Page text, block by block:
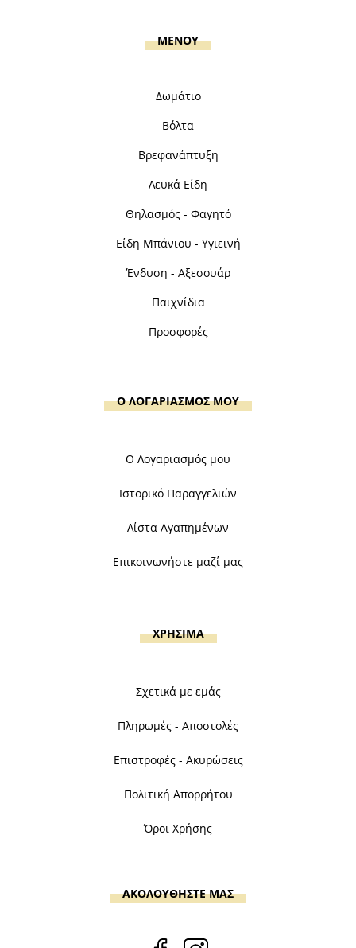
MENOY
Δωμάτιο
Βόλτα
Βρεφανάπτυξη
Λευκά Είδη
Θηλασμός - Φαγητό
Είδη Μπάνιου - Υγιεινή
Ένδυση - Αξεσουάρ
Παιχνίδια
Προσφορές
Ο ΛΟΓΑΡΙΑΣΜΟΣ ΜΟΥ
Ο Λογαριασμός μου
Ιστορικό Παραγγελιών
Λίστα Αγαπημένων
Επικοινωνήστε μαζί μας
ΧΡΗΣΙΜΑ
Σχετικά με εμάς
Πληρωμές - Αποστολές
Επιστροφές - Ακυρώσεις
Πολιτική Απορρήτου
Όροι Χρήσης
ΑΚΟΛΟΥΘΗΣΤΕ ΜΑΣ